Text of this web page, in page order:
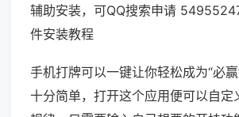
辅助安装，可QQ搜索申请
件安装教程
手机打牌可以一键让你轻松成为“必
十分简单，打开这个应用便可以自定